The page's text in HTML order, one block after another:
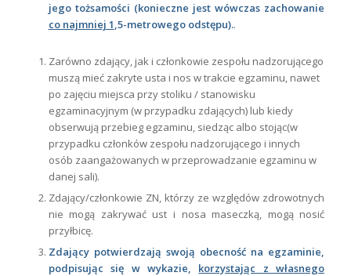
jego tożsamości (konieczne jest wówczas zachowanie
co najmniej 1,5-metrowego odstępu)..
Zarówno zdający, jak i członkowie zespołu nadzorującego
muszą mieć zakryte usta i nos w trakcie egzaminu, nawet
po zajęciu miejsca przy stoliku / stanowisku
egzaminacyjnym (w przypadku zdających) lub kiedy
obserwują przebieg egzaminu, siedząc albo stojąc(w
przypadku członków zespołu nadzorującego i innych
osób zaangażowanych w przeprowadzanie egzaminu w
danej sali).
Zdający/członkowie ZN, którzy ze względów zdrowotnych
nie mogą zakrywać ust i nosa maseczką, mogą nosić
przyłbicę.
Zdający potwierdzają swoją obecność na egzaminie,
podpisując się w wykazie, korzystając z własnego